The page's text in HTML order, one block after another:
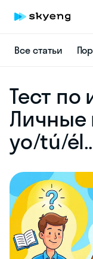
Все статьи
Тест по
yo/tú/
online